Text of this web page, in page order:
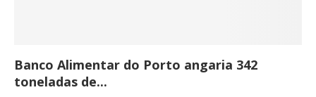
Banco Alimentar do Porto angaria 342
toneladas de...